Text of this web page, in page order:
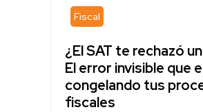
Fiscal
¿El SAT te rechazó
El error invisible que
congelando tus
fiscales